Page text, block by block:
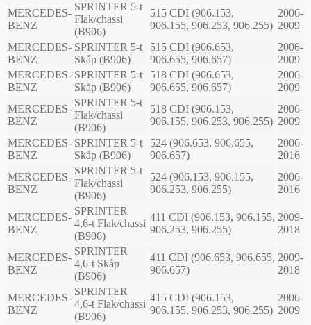
MERCEDES-
BENZ
SPRINTER 5-t
Flak/chassi
(B906)
515 CDI (906.153,
906.155, 906.253, 906.255)
2006-
2009
MERCEDES-
BENZ
SPRINTER 5-t
Skåp (B906)
515 CDI (906.653,
906.655, 906.657)
2006-
2009
MERCEDES-
BENZ
SPRINTER 5-t
Skåp (B906)
518 CDI (906.653,
906.655, 906.657)
2006-
2009
MERCEDES-
BENZ
SPRINTER 5-t
Flak/chassi
(B906)
518 CDI (906.153,
906.155, 906.253, 906.255)
2006-
2009
MERCEDES-
BENZ
SPRINTER 5-t
Skåp (B906)
524 (906.653, 906.655,
906.657)
2006-
2016
MERCEDES-
BENZ
SPRINTER 5-t
Flak/chassi
(B906)
524 (906.153, 906.155,
906.253, 906.255)
2006-
2016
MERCEDES-
BENZ
SPRINTER
4,6-t Flak/chassi
(B906)
411 CDI (906.153, 906.155,
906.253, 906.255)
2009-
2018
MERCEDES-
BENZ
SPRINTER
4,6-t Skåp
(B906)
411 CDI (906.653, 906.655,
906.657)
2009-
2018
MERCEDES-
BENZ
SPRINTER
4,6-t Flak/chassi
(B906)
415 CDI (906.153,
906.155, 906.253, 906.255)
2006-
2009